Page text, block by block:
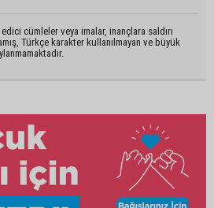
cümleler veya imalar, inançlara saldırı
Türkçe karakter kullanılmayan ve büyük